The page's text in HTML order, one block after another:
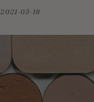
2021-03-18